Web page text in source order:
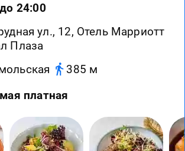
24:00
ул., 12, Отель Марриотт
Плаза
385 м
платная